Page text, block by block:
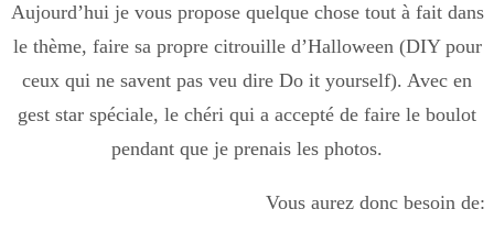
Aujourd’hui je vous propose quelque chose tout à fait dans
le thème, faire sa propre citrouille d’Halloween (DIY pour
ceux qui ne savent pas veu dire Do it yourself). Avec en
gest star spéciale, le chéri qui a accepté de faire le boulot
pendant que je prenais les photos.
Vous aurez donc besoin de: